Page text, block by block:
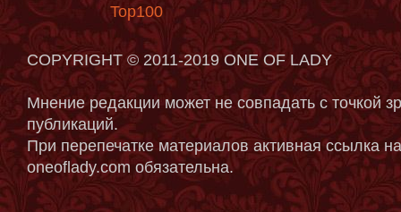
COPYRIGHT © 2011-2019 ONE OF LADY
Мнение редакции может не совпадать с точкой
публикаций.
При перепечатке материалов активная ссылка
oneoflady.com обязательна.